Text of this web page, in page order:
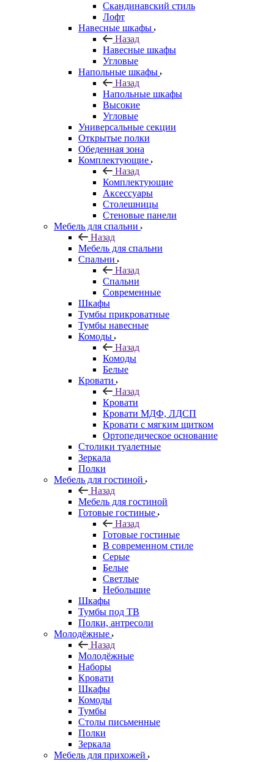
Скандинавский стиль
Лофт
Навесные шкафы
Назад
Навесные шкафы
Угловые
Напольные шкафы
Назад
Напольные шкафы
Высокие
Угловые
Универсальные секции
Открытые полки
Обеденная зона
Комплектующие
Назад
Комплектующие
Аксессуары
Столешницы
Стеновые панели
Мебель для спальни
Назад
Мебель для спальни
Спальни
Назад
Спальни
Современные
Шкафы
Тумбы прикроватные
Тумбы навесные
Комоды
Назад
Комоды
Белые
Кровати
Назад
Кровати
Кровати МДФ, ЛДСП
Кровати с мягким щитком
Ортопедическое основание
Столики туалетные
Зеркала
Полки
Мебель для гостиной
Назад
Мебель для гостиной
Готовые гостиные
Назад
Готовые гостиные
В современном стиле
Серые
Белые
Светлые
Небольшие
Шкафы
Тумбы под ТВ
Полки, антресоли
Молодёжные
Назад
Молодёжные
Наборы
Кровати
Шкафы
Комоды
Тумбы
Столы письменные
Полки
Зеркала
Мебель для прихожей